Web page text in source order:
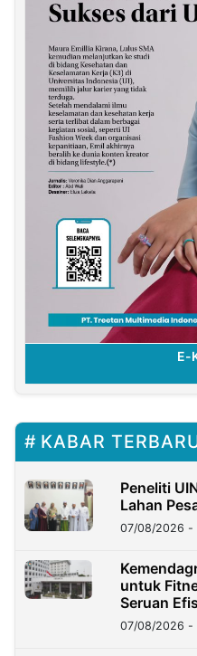
E-
KABAR
Peneliti
Lahan
07/08/2026 -
untuk
Seruan
07/08/2026 -